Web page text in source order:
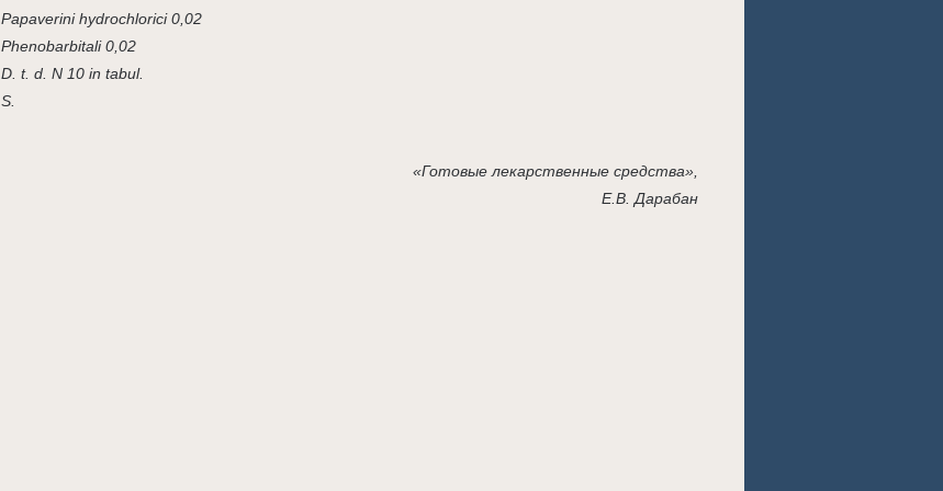
Papaverini hydrochlorici 0,02
Phenobarbitali 0,02
D. t. d. N 10 in tabul.
S.
«Готовые лекарственные средства»,
Е.В. Дарабан